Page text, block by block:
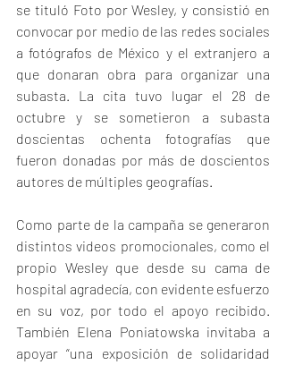
se tituló Foto por Wesley, y consistió en
convocar por medio de las redes sociales
a fotógrafos de México y el extranjero a
que donaran obra para organizar una
subasta. La cita tuvo lugar el 28 de
octubre y se sometieron a subasta
doscientas ochenta fotografías que
fueron donadas por más de doscientos
autores de múltiples geografías.
Como parte de la campaña se generaron
distintos videos promocionales, como el
propio Wesley que desde su cama de
hospital agradecía, con evidente esfuerzo
en su voz, por todo el apoyo recibido.
También Elena Poniatowska invitaba a
apoyar “una exposición de solidaridad